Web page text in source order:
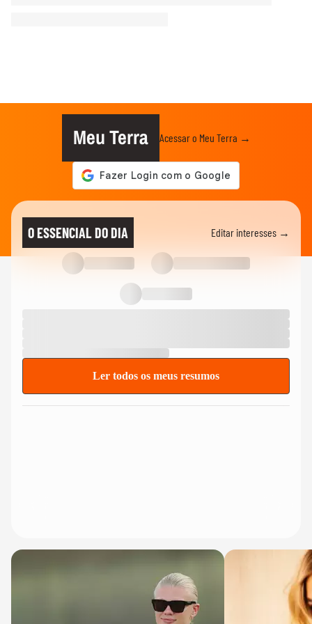
Meu Terra Acessar o Meu Terra →
O ESSENCIAL DO DIA Editar interesses →
Ler todos os meus resumos